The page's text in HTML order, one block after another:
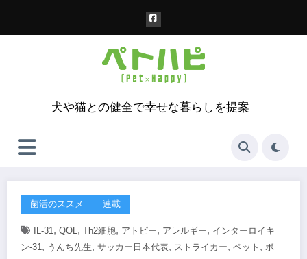
犬や猫との健全で幸せな暮らしを提案
菌活のススメ 連載
IL-31, QOL, Th2細胞, アトピー, アレルギー, インターロイキ
ン-31, うんち先生, サッカー日本代表, ストライカー, ペット , ボ